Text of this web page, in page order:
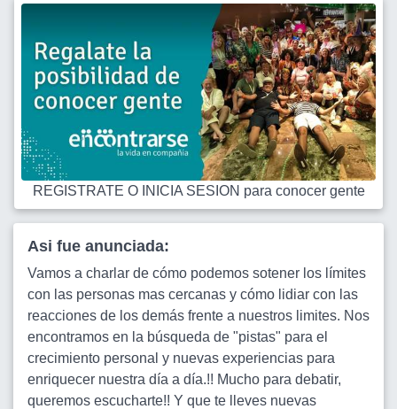
REGISTRATE O INICIA SESION para conocer gente
Asi fue anunciada:
Vamos a charlar de cómo podemos sotener los límites
con las personas mas cercanas y cómo lidiar con las
reacciones de los demás frente a nuestros limites. Nos
encontramos en la búsqueda de "pistas" para el
crecimiento personal y nuevas experiencias para
enriquecer nuestra día a día.!! Mucho para debatir,
queremos escucharte!! Y que te lleves nuevas